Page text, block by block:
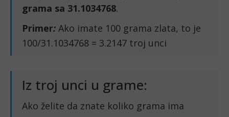
grama sa 31.1034768.
Primer: Ako imate 100 grama zlata, to je
100/31.1034768 = 3.2147 troj unci
Iz troj unci u grame:
Ako želite da znate koliko grama ima